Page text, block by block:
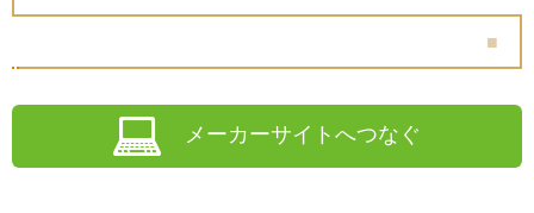
メーカーサイトへつなぐ